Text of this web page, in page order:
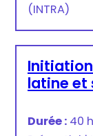
(INTRA)
latine et
Durée : 40